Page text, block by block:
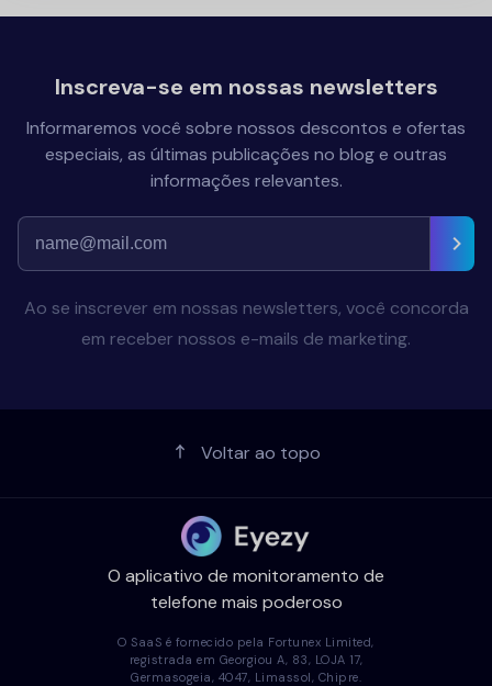
Inscreva-se em nossas newsletters
Informaremos você sobre nossos descontos e ofertas
especiais, as últimas publicações no blog e outras
informações relevantes.
Ao se inscrever em nossas newsletters, você concorda
em receber nossos e-mails de marketing.
Voltar ao topo
O aplicativo de monitoramento de
telefone mais poderoso
O SaaS é fornecido pela Fortunex Limited,
registrada em Georgiou A, 83, LOJA 17,
Germasogeia, 4047, Limassol, Chipre.